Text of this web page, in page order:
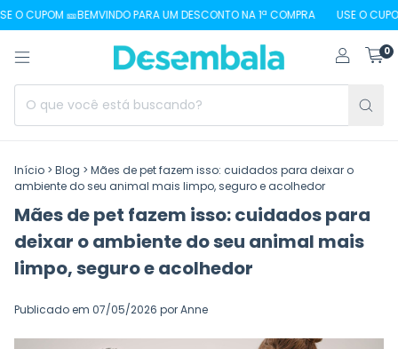
🎫BEMVINDO PARA UM DESCONTO NA 1ª COMPRA USE O CUPOM
0
Início > Blog > Mães de pet fazem isso: cuidados para deixar o
ambiente do seu animal mais limpo, seguro e acolhedor
Mães de pet fazem isso: cuidados para
deixar o ambiente do seu animal mais
limpo, seguro e acolhedor
Publicado em 07/05/2026 por Anne